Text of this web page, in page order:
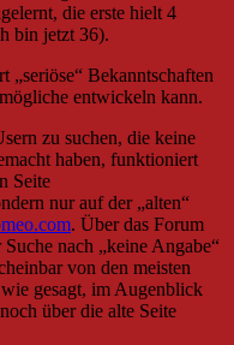
die erste hielt 4
bin jetzt 36).
„seriöse“ Bekanntschaften
entwickeln kann.
zu suchen, die keine
haben, funktioniert
Seite
nur auf der „alten“
. Über das Forum
nach „keine Angabe“
von den meisten
gesagt, im Augenblick
über die alte Seite